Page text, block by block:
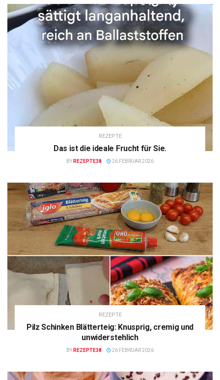
REZEPTE
Das ist die ideale Frucht für Sie.
BY REZEPTE38 26 FEBRUAR 2026
REZEPTE
Pilz Schinken Blätterteig: Knusprig, cremig und
unwiderstehlich
BY REZEPTE38 26 FEBRUAR 2026